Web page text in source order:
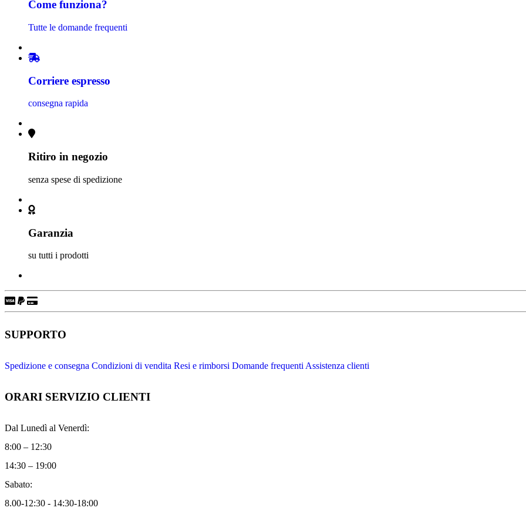
Come funziona?
Tutte le domande frequenti
Corriere espresso
consegna rapida
Ritiro in negozio
senza spese di spedizione
Garanzia
su tutti i prodotti
SUPPORTO
Spedizione e consegna Condizioni di vendita Resi e rimborsi Domande frequenti Assistenza clienti
ORARI SERVIZIO CLIENTI
Dal Lunedì al Venerdì:
8:00 – 12:30
14:30 – 19:00
Sabato:
8.00-12:30 - 14:30-18:00